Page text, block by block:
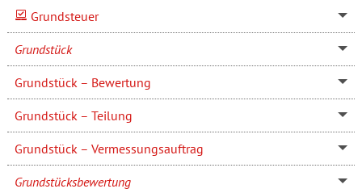
Grundsteuer
Grundstück
Grundstück – Bewertung
Grundstück – Teilung
Grundstück – Vermessungsauftrag
Grundstücksbewertung